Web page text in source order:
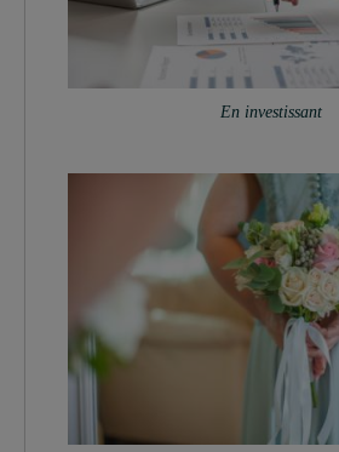
En investissant